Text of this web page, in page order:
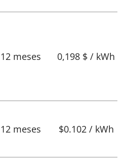
12 meses 0,198 $ / kWh
12 meses $0.102 / kWh